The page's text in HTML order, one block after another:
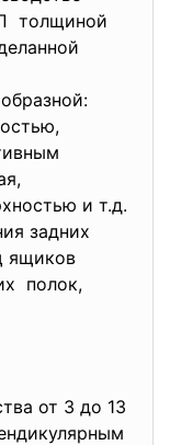
толщиной
и т.д.
задних
ящиков
полок,
от 3 до 13